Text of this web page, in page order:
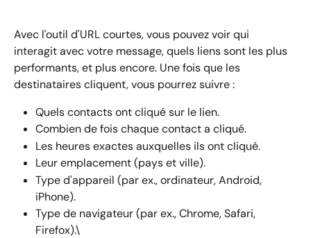
Avec l'outil d'URL courtes, vous pouvez voir qui
interagit avec votre message, quels liens sont les plus
performants, et plus encore. Une fois que les
destinataires cliquent, vous pourrez suivre :
Quels contacts ont cliqué sur le lien.
Combien de fois chaque contact a cliqué.
Les heures exactes auxquelles ils ont cliqué.
Leur emplacement (pays et ville).
Type d'appareil (par ex., ordinateur, Android,
iPhone).
Type de navigateur (par ex., Chrome, Safari,
Firefox).\